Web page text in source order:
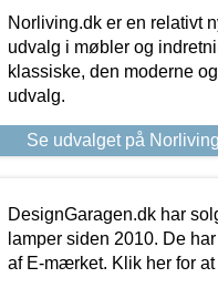
Norliving.dk er en relativt
udvalg i møbler og
klassiske, den moderne
udvalg.
Se udvalget på
DesignGaragen.dk har
lamper siden 2010. De
af E-mærket. Klik her for